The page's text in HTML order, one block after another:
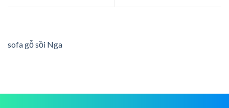
sofa gỗ sồi Nga